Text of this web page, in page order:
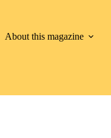
About this magazine